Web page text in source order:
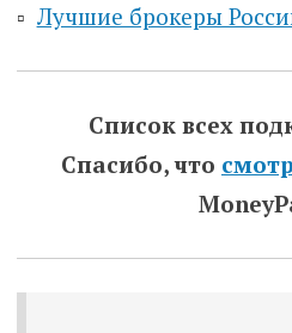
▫️ Лучшие брокеры
Список всех
Спасибо, что